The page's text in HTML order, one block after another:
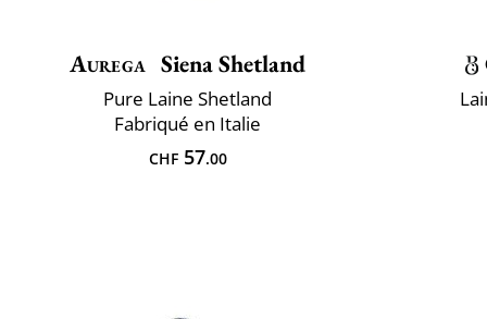
Aurega Siena Shetland
Pure Laine Shetland
Fabriqué en Italie
CHF57.00